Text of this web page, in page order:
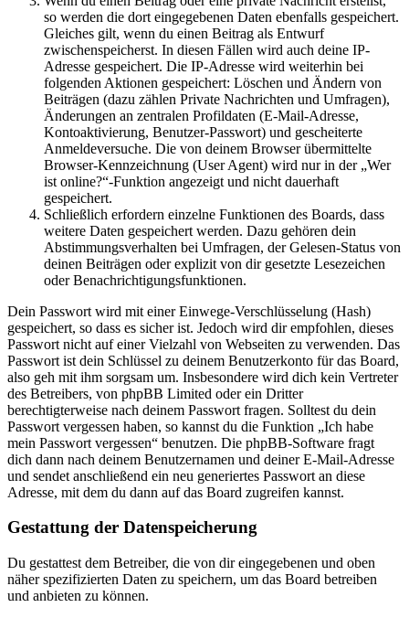
so werden die dort eingegebenen Daten ebenfalls gespeichert.
Gleiches gilt, wenn du einen Beitrag als Entwurf
zwischenspeicherst. In diesen Fällen wird auch deine IP-
Adresse gespeichert. Die IP-Adresse wird weiterhin bei
folgenden Aktionen gespeichert: Löschen und Ändern von
Beiträgen (dazu zählen Private Nachrichten und Umfragen),
Änderungen an zentralen Profildaten (E-Mail-Adresse,
Kontoaktivierung, Benutzer-Passwort) und gescheiterte
Anmeldeversuche. Die von deinem Browser übermittelte
Browser-Kennzeichnung (User Agent) wird nur in der „Wer
ist online?“-Funktion angezeigt und nicht dauerhaft
gespeichert.
Schließlich erfordern einzelne Funktionen des Boards, dass
weitere Daten gespeichert werden. Dazu gehören dein
Abstimmungsverhalten bei Umfragen, der Gelesen-Status von
deinen Beiträgen oder explizit von dir gesetzte Lesezeichen
oder Benachrichtigungsfunktionen.
Dein Passwort wird mit einer Einwege-Verschlüsselung (Hash)
gespeichert, so dass es sicher ist. Jedoch wird dir empfohlen, dieses
Passwort nicht auf einer Vielzahl von Webseiten zu verwenden. Das
Passwort ist dein Schlüssel zu deinem Benutzerkonto für das Board,
also geh mit ihm sorgsam um. Insbesondere wird dich kein Vertreter
des Betreibers, von phpBB Limited oder ein Dritter
berechtigterweise nach deinem Passwort fragen. Solltest du dein
Passwort vergessen haben, so kannst du die Funktion „Ich habe
mein Passwort vergessen“ benutzen. Die phpBB-Software fragt
dich dann nach deinem Benutzernamen und deiner E-Mail-Adresse
und sendet anschließend ein neu generiertes Passwort an diese
Adresse, mit dem du dann auf das Board zugreifen kannst.
Gestattung der Datenspeicherung
Du gestattest dem Betreiber, die von dir eingegebenen und oben
näher spezifizierten Daten zu speichern, um das Board betreiben
und anbieten zu können.